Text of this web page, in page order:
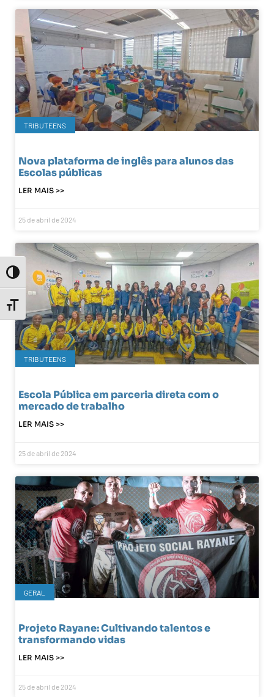
Toggle High Contrast
Toggle Font size
TRIBUTEENS
Nova plataforma de inglês para alunos das
Escolas públicas
LER MAIS >>
25 de abril de 2024
TRIBUTEENS
Escola Pública em parceria direta com o
mercado de trabalho
LER MAIS >>
25 de abril de 2024
GERAL
Projeto Rayane: Cultivando talentos e
transformando vidas
LER MAIS >>
25 de abril de 2024